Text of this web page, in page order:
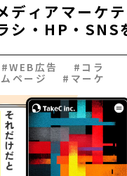
ディアマーケ
シ・HP・SNS
広告 #コラ
ページ #マーケ